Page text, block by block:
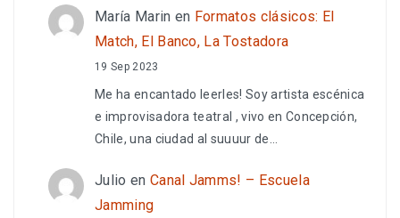
María Marin en Formatos clásicos: El
Match, El Banco, La Tostadora
19 Sep 2023
Me ha encantado leerles! Soy artista escénica
e improvisadora teatral , vivo en Concepción,
Chile, una ciudad al suuuur de…
Julio en Canal Jamms! – Escuela
Jamming